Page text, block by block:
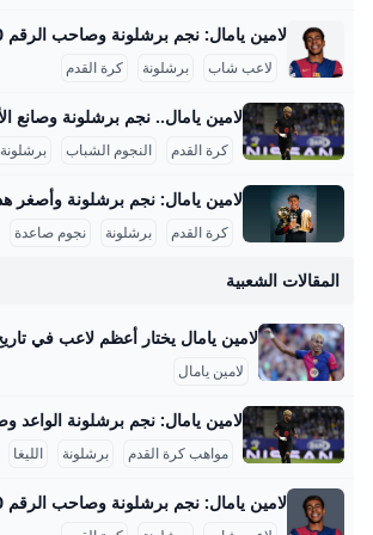
لاعب شاب برشلونة كرة القدم
كرة القدم النجوم الشباب برشلونة
كرة القدم برشلونة نجوم صاعدة
المقالات الشعبية
لامين يامال
مواهب كرة القدم برشلونة الليغا